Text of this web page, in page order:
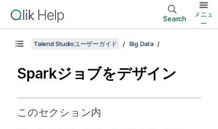
Search
メニュ
ー
Talend Studioユーザーガイド Big Data
Sparkジョブをデザイン
このセクション内